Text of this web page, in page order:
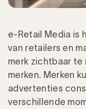
e-Retail Media is
van retailers en
merk zichtbaar te
merken. Merken
advertenties
verschillende